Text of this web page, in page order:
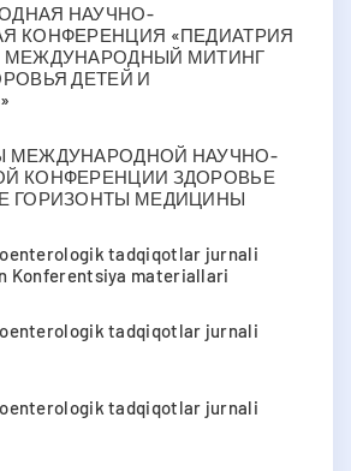
НАУЧНО-
КОНФЕРЕНЦИЯ «ПЕДИАТРИЯ
МЕЖДУНАРОДНЫЙ МИТИНГ
ДЕТЕЙ И
МЕЖДУНАРОДНОЙ НАУЧНО-
КОНФЕРЕНЦИИ ЗДОРОВЬЕ
ГОРИЗОНТЫ МЕДИЦИНЫ
tadqiqotlar jurnali
Konferentsiya materiallari
tadqiqotlar jurnali
tadqiqotlar jurnali